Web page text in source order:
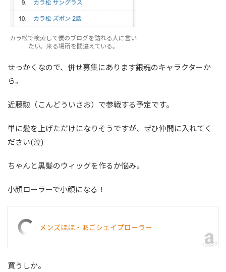
カラ松で検索して僕のブログを訪れる人に言い
たい。来る場所を間違えている。
せっかくなので、併せ募集にあります銀魂のキャラクターか
ら。
近藤勲（こんどういさお）で参戦する予定です。
単に髪を上げただけになりそうですが、ぜひ仲間に入れてく
ださい(泣)
ちゃんと黒髪のウィッグを作るか悩み。
小顔ローラーで小顔になる！
メンズほほ・あごシェイプローラー
買うしか。